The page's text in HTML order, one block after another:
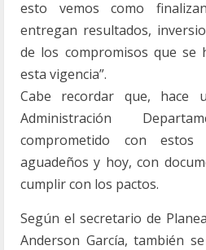
esto vemos como
entregan resultados,
de los compromisos que se
esta vigencia”.
Cabe recordar que, hace
Administración
comprometido con
aguadeños y hoy, con
cumplir con los pactos.
Según el secretario de
Anderson García, también